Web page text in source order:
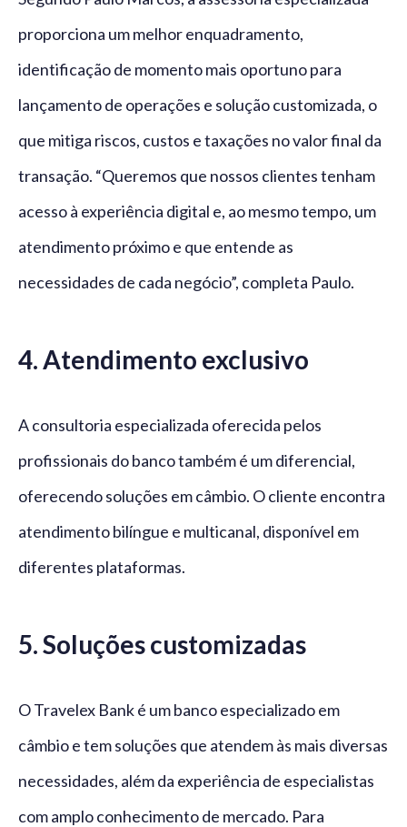
proporciona um melhor enquadramento,
identificação de momento mais oportuno para
lançamento de operações e solução customizada, o
que mitiga riscos, custos e taxações no valor final da
transação. “Queremos que nossos clientes tenham
acesso à experiência digital e, ao mesmo tempo, um
atendimento próximo e que entende as
necessidades de cada negócio”, completa Paulo.
4. Atendimento exclusivo
A consultoria especializada oferecida pelos
profissionais do banco também é um diferencial,
oferecendo soluções em câmbio. O cliente encontra
atendimento bilíngue e multicanal, disponível em
diferentes plataformas.
5. Soluções customizadas
O Travelex Bank é um banco especializado em
câmbio e tem soluções que atendem às mais diversas
necessidades, além da experiência de especialistas
com amplo conhecimento de mercado. Para